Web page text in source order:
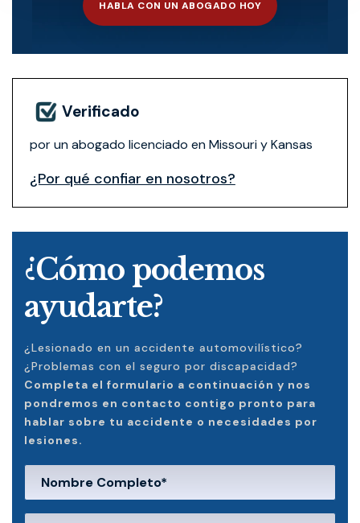
HABLA CON UN ABOGADO HOY
Verificado
por un abogado licenciado en Missouri y Kansas
¿Por qué confiar en nosotros?
¿Cómo podemos
ayudarte?
¿Lesionado en un accidente automovilístico?
¿Problemas con el seguro por discapacidad?
Completa el formulario a continuación y nos
pondremos en contacto contigo pronto para
hablar sobre tu accidente o necesidades por
lesiones.